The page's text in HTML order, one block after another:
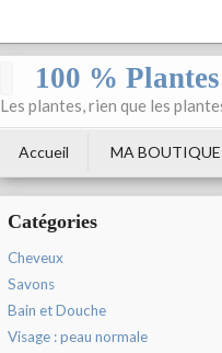
100 %
Les plantes, rien que les
Accueil MA
Catégories
Cheveux
Savons
Bain et Douche
Visage : peau normale